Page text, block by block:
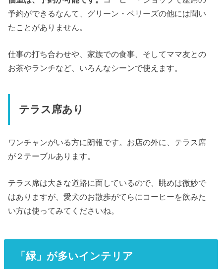
予約ができるなんて、グリーン・ベリーズの他には聞い
たことがありません。
仕事の打ち合わせや、家族での食事、そしてママ友との
お茶やランチなど、いろんなシーンで使えます。
テラス席あり
ワンチャンがいる方に朗報です。お店の外に、テラス席
が２テーブルあります。
テラス席は大きな道路に面しているので、眺めは微妙で
はありますが、愛犬のお散歩がてらにコーヒーを飲みた
い方は使ってみてくださいね。
「緑」が多いインテリア